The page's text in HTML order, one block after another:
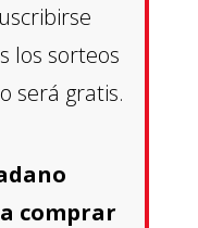
los sorteos
será gratis.
comprar